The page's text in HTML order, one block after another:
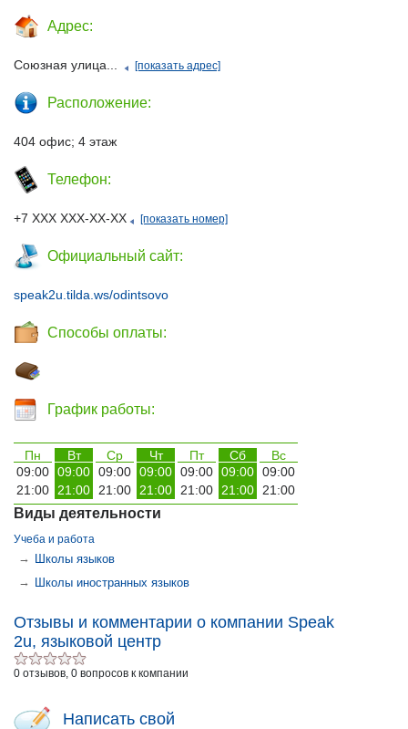
Адрес:
Союзная улица... [показать адрес]
Расположение:
404 офис; 4 этаж
Телефон:
+7 ХХХ ХХХ-ХХ-ХХ [показать номер]
Официальный сайт:
speak2u.tilda.ws/odintsovo
Способы оплаты:
График работы:
Пн Вт Ср Чт Пт Сб
Вс
09:00 09:00 09:00 09:00 09:00 09:00 09:00
21:00
21:00 21:00 21:00 21:00 21:00 21:00
Виды деятельности
Учеба и работа
→ Школы языков
→ Школы иностранных языков
Отзывы и комментарии о компании Speak
2u, языковой центр
0 отзывов, 0 вопросов к компании
Написать свой